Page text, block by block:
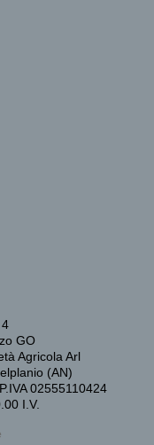
GO
Agricola Arl
(AN)
02555110424
I.V.